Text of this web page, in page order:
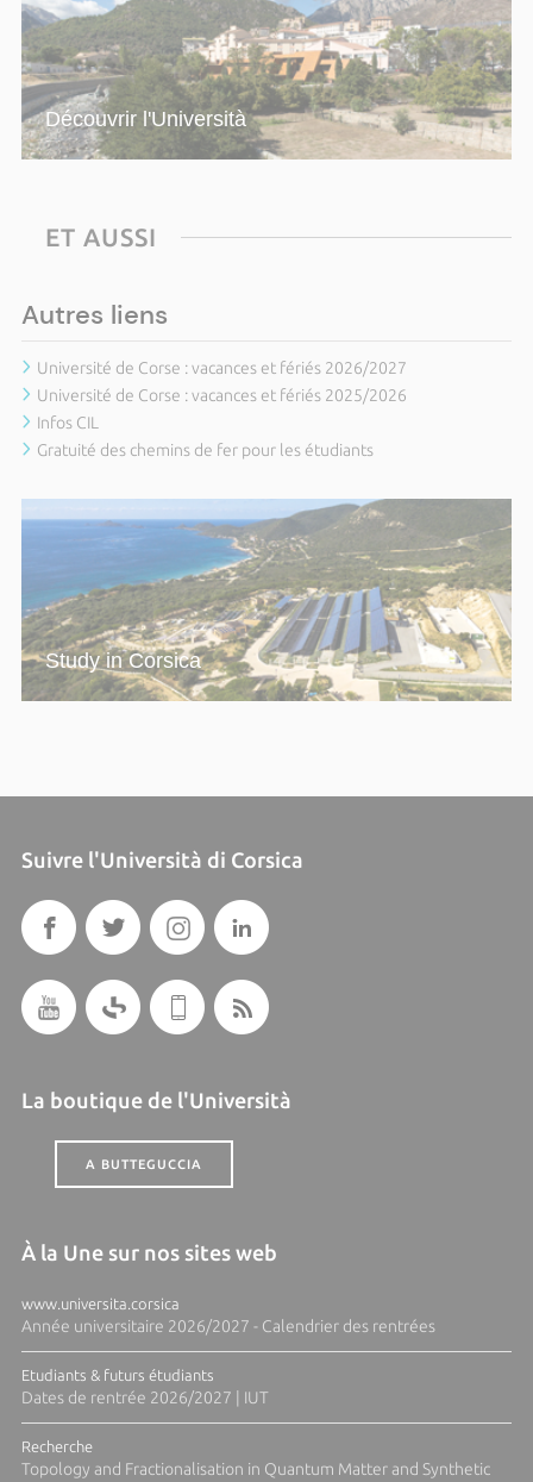
Découvrir l'Università
ET AUSSI
Autres liens
Université de Corse : vacances et fériés 2026/2027
Université de Corse : vacances et fériés 2025/2026
Infos CIL
Gratuité des chemins de fer pour les étudiants
Study in Corsica
Suivre l'Università di Corsica
La boutique de l'Università
A BUTTEGUCCIA
À la Une sur nos sites web
www.universita.corsica
Année universitaire 2026/2027 - Calendrier des rentrées
Etudiants & futurs étudiants
Dates de rentrée 2026/2027 | IUT
Recherche
Topology and Fractionalisation in Quantum Matter and Synthetic